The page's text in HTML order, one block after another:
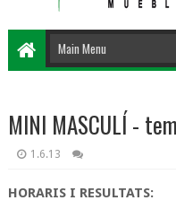
MINI MASCULÍ -
1.6.13
HORARIS I RESULTATS: